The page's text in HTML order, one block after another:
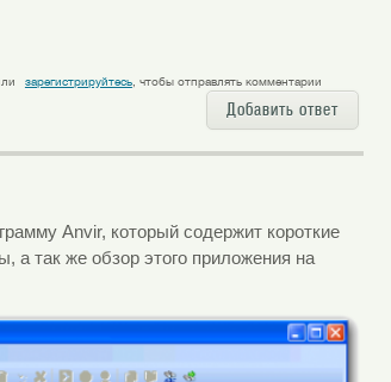
зарегистрируйтесь, чтобы отправлять комментарии
Добавить ответ
Anvir, который содержит короткие
а так же обзор этого приложения на